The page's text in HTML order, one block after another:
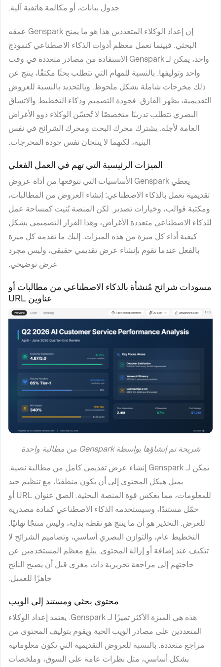
جدول بيانات، أو مكالمة هاتفية آلية.
إن إعداد الوكلاء المتعددين هذا هو ما يمنح Genspark عمقه
البحثي. فبينما تعمل معظم أدوات الذكاء الاصطناعي كنموذج
واحد، يمكن لـ Genspark الاستفادة من مصادر متعددة في وقت
واحد وتوليفها. بالنسبة للمهام التي تتطلب بحثًا مكثفًا، ينتج عن
ذلك مخرجات شاملة بشكل ملحوظ. وبالتحديد بالنسبة للعروض
التقديمية، يظهر الفارق. فجودة التصميم وذكاء التخطيط والاتساق
البصري تتطلب تدريبًا متخصصًا لا تُحسّن الوكلاء ذوو الأغراض
العامة لأجله. يشترك محرك البحث ومحرك الشرائح في نفس
البنية، لكنهما لا ينتجان نفس جودة المخرجات.
الميزات الرئيسية التي تهم في العمل الفعلي
يغطي Genspark الأساسيات التي تتوقعها من أداة عروض
تقديمية تعمل بالذكاء الاصطناعي: إنشاء العروض من المطالبات،
ومكتبة قوالب، وخيارات تصدير. لكن المنصة بُنيت كمساحة عمل
للذكاء الاصطناعي متعددة الأغراض، وهذا القرار التصميمي يشكل
كيفية أداء كل ميزة من هذه الميزات. إليك ما تقدمه كل ميزة
بالفعل عندما تقوم بإنشاء عرض تقديمي حقيقي، وليس مجرد
عرض توضيحي.
مسودات شرائح مُنشأة بالذكاء الاصطناعي من مطالبات أو
عناوين URL
شريحة تم إنشاؤها بواسطة Genspark من مطالبة واحدة
يمكن لـ Genspark إنشاء عرض تقديمي كامل من مطالبة نصية.
يميل هيكل المحتوى إلى أن يكون منطقيًا، مع تنظيم جيد
للمعلومات، مما يعكس قوة المنصة البحثية. الصق عنوان URL أو
حمّل مستندًا، وسيستخدمه الذكاء الاصطناعي كمادة مصدرية
للعرض. التحذير هو أن ما ينتج هو نقطة بداية، وليس منتجًا نهائيًا.
التخطيط عام، والتوازن البصري أساسي، وتصاميم الشرائح لا
تتكيف عند إضافة أو إزالة المحتوى. يبلغ معظم المستخدمين عن
حاجتهم إلى مراجعة تحريرية ذات مغزى قبل أن يصبح الناتج
جاهزًا للعميل.
محتوى بحثي ومستند إلى الويب
هذه هي الميزة الأكثر تميزًا لـ Genspark. يعتمد إعداد الوكلاء
المتعددين على مصادر الويب الحية ويقوم بتوليف المحتوى من
مراجع متعددة. بالنسبة للعروض التقديمية التي تكون معلوماتية
بشكل أساسي، مثل نظرات عامة على السوق، وملخصات